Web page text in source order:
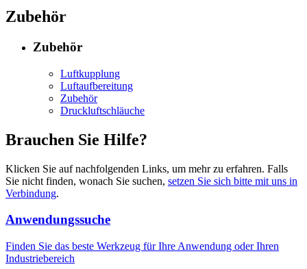
Zubehör
Zubehör
Luftkupplung
Luftaufbereitung
Zubehör
Druckluftschläuche
Brauchen Sie Hilfe?
Klicken Sie auf nachfolgenden Links, um mehr zu erfahren. Falls
Sie nicht finden, wonach Sie suchen, setzen Sie sich bitte mit uns in
Verbindung.
Anwendungssuche
Finden Sie das beste Werkzeug für Ihre Anwendung oder Ihren
Industriebereich